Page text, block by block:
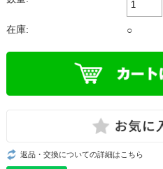
在庫: ○
返品・交換についての詳細はこちら